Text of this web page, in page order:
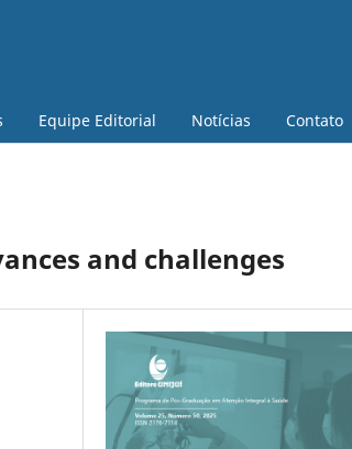
Equipe Editorial Notícias Contato
and challenges